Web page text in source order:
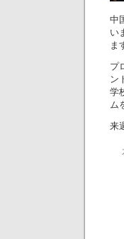
中
い
ま
プ
ン
学
ム
来